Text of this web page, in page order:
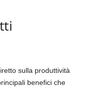
sulla produttività
benefici che